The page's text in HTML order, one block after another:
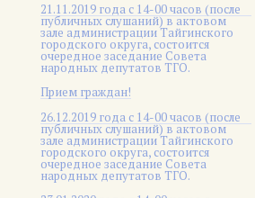
21.11.2019 года с 14-00 часов (после
публичных слушаний) в актовом
зале администрации Тайгинского
городского округа, состоится
очередное заседание Совета
народных депутатов ТГО.
Прием граждан!
26.12.2019 года с 14-00 часов (после
публичных слушаний) в актовом
зале администрации Тайгинского
городского округа, состоится
очередное заседание Совета
народных депутатов ТГО.